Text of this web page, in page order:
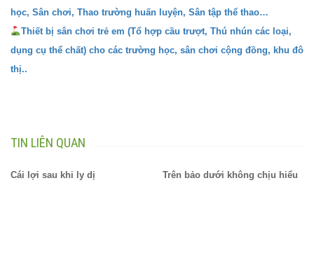
học, Sân chơi, Thao trường huấn luyện, Sân tập thể thao…
Thiết bị sân chơi trẻ em (Tổ hợp cầu trượt, Thú nhún các loại,
dụng cụ thể chất) cho các trường học, sân chơi cộng đồng, khu đô
thị..
TIN LIÊN QUAN
Cái lợi sau khi ly dị Trên bảo dưới không chịu hiểu